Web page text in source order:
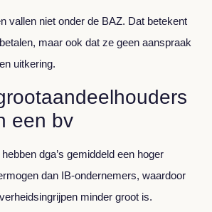
vallen niet onder de BAZ. Dat betekent
maar ook dat ze geen aanspraak
uitkering.
een bv
dga’s gemiddeld een hoger
dan IB-ondernemers, waardoor
minder groot is.